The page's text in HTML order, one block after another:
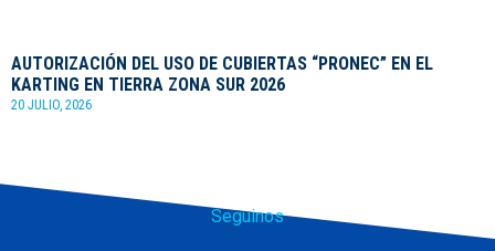
AUTORIZACIÓN DEL USO DE CUBIERTAS “PRONEC” EN EL
KARTING EN TIERRA ZONA SUR 2026
20 JULIO, 2026
Seguinos